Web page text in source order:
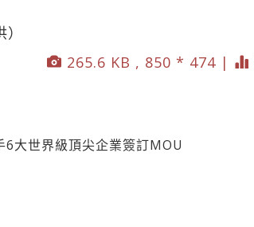
265.6 KB , 850 * 474 |
大世界級頂尖企業簽訂MOU